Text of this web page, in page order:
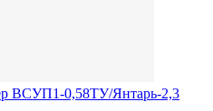
ВСУП1-0,58ТУ/Янтарь-2,3